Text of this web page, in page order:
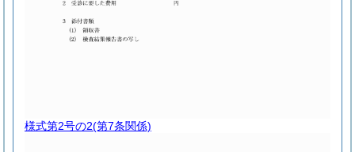
様式第2号の2(第7条関係)